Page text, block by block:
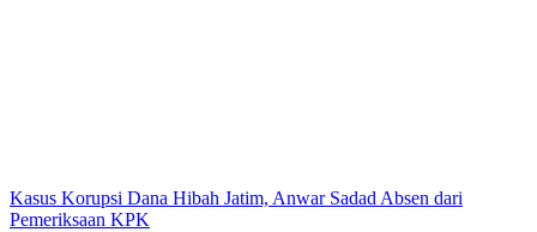
Kasus Korupsi Dana Hibah Jatim, Anwar Sadad Absen dari
Pemeriksaan KPK